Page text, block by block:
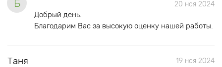
Б 20 ноя 2024
Добрый день.
Благодарим Вас за высокую оценку нашей работы.
Таня 19 ноя 2024